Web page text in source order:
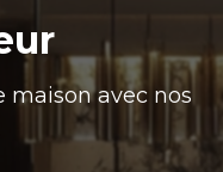
maison avec nos